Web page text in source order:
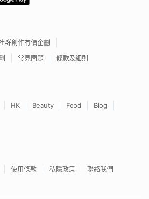
群創作有價企劃
常見問題 條款及細則
HK Beauty Food
Blog
使用條款 私隱政策 聯絡我們